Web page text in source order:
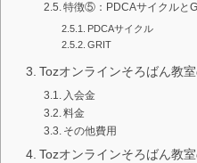
特徴⑤：PDCAサイクルと
PDCAサイクル
GRIT
Tozオンラインそろばん教
入会金
料金
その他費用
Tozオンラインそろばん教